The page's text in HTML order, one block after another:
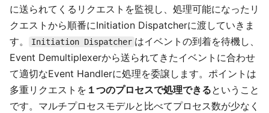
に送られてくるリクエストを監視し、処理可能になったリ
クエストから順番にInitiation Dispatcherに渡していきま
す。
Initiation Dispatcher はイベントの到着を待機し、
Event Demultiplexerから送られてきたイベントに合わせ
て適切なEvent Handlerに処理を委譲します。ポイントは
多重リクエストを １つのプロセスで処理できるということ
です。マルチプロセスモデルと比べてプロセス数が少なく